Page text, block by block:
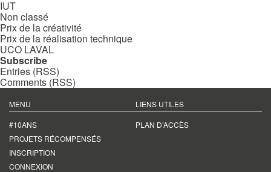
IUT
Non classé
Prix de la créativité
Prix de la réalisation technique
UCO LAVAL
Subscribe
Entries (RSS)
Comments (RSS)
MENU
#10ANS
PROJETS RÉCOMPENSÉS
INSCRIPTION
CONNEXION
LIENS UTILES
PLAN D’ACCÈS